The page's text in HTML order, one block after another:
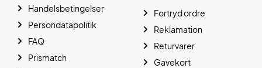
Handelsbetingelser
Persondatapolitik
FAQ
Prismatch
Fortryd ordre
Reklamation
Returvarer
Gavekort